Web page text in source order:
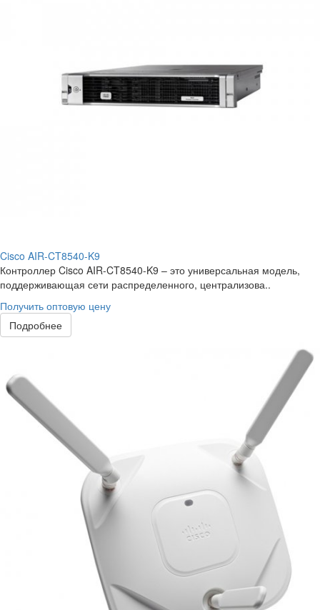
Cisco AIR-CT8540-K9
Контроллер Cisco AIR-CT8540-K9 – это универсальная модель,
поддерживающая сети распределенного, централизова..
Получить оптовую цену
Подробнее